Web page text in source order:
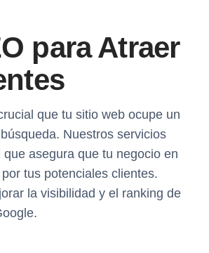
para Atraer
que tu sitio web ocupe un
Nuestros servicios
asegura que tu negocio en
tus potenciales clientes.
la visibilidad y el ranking de